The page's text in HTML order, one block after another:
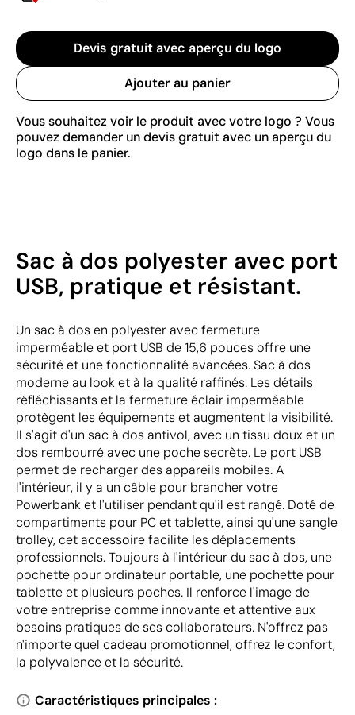
Devis gratuit avec aperçu du logo
Ajouter au panier
Vous souhaitez voir le produit avec votre logo ? Vous
pouvez demander un devis gratuit avec un aperçu du
logo dans le panier.
Sac à dos polyester avec port
USB, pratique et résistant.
Un sac à dos en polyester avec fermeture
imperméable et port USB de 15,6 pouces offre une
sécurité et une fonctionnalité avancées. Sac à dos
moderne au look et à la qualité raffinés. Les détails
réfléchissants et la fermeture éclair imperméable
protègent les équipements et augmentent la visibilité.
Il s'agit d'un sac à dos antivol, avec un tissu doux et un
dos rembourré avec une poche secrète. Le port USB
permet de recharger des appareils mobiles. A
l'intérieur, il y a un câble pour brancher votre
Powerbank et l'utiliser pendant qu'il est rangé. Doté de
compartiments pour PC et tablette, ainsi qu'une sangle
trolley, cet accessoire facilite les déplacements
professionnels. Toujours à l'intérieur du sac à dos, une
pochette pour ordinateur portable, une pochette pour
tablette et plusieurs poches. Il renforce l'image de
votre entreprise comme innovante et attentive aux
besoins pratiques de ses collaborateurs. N'offrez pas
n'importe quel cadeau promotionnel, offrez le confort,
la polyvalence et la sécurité.
Caractéristiques principales :